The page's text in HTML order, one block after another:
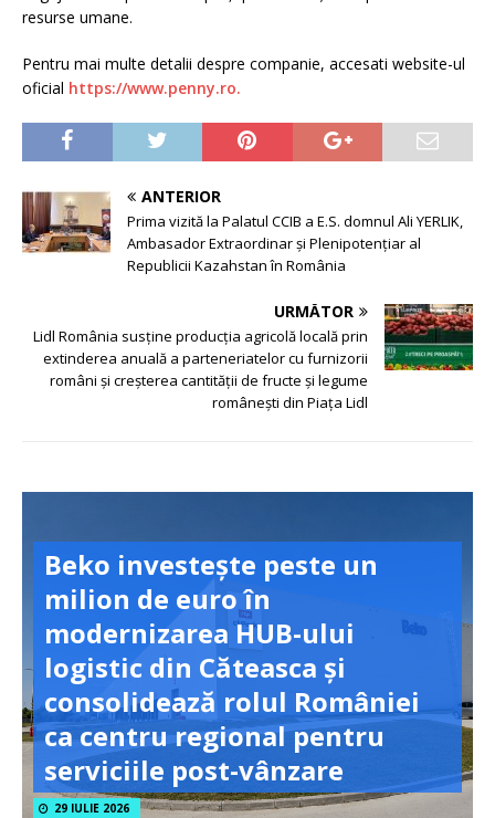
resurse umane.
Pentru mai multe detalii despre companie, accesati website-ul
oficial https://www.penny.ro.
ANTERIOR
Prima vizită la Palatul CCIB a E.S. domnul Ali YERLIK,
Ambasador Extraordinar și Plenipotențiar al
Republicii Kazahstan în România
URMĂTOR
Lidl România susține producția agricolă locală prin
extinderea anuală a parteneriatelor cu furnizorii
români și creșterea cantității de fructe și legume
românești din Piața Lidl
Beko investește peste un
milion de euro în
modernizarea HUB-ului
logistic din Căteasca și
consolidează rolul României
ca centru regional pentru
serviciile post-vânzare
29 IULIE 2026